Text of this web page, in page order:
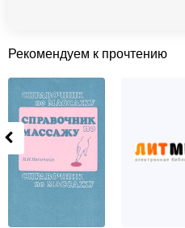
Рекомендуем к прочтению